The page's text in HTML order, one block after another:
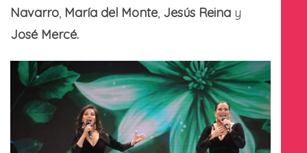
Navarro, María del Monte, Jesús Reina y
José Mercé.